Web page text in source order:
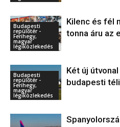
Budapesti
repülőtér -
Ferihegy,
magyar
légiközlekedés
Kilenc és fél
tonna áru az
Budapesti
repülőtér -
Ferihegy,
magyar
légiközlekedés
Két új
budapesti